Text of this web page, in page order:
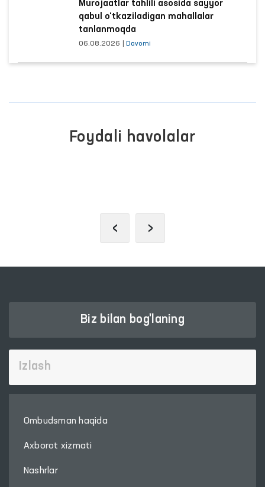
Murojaatlar tahlili asosida sayyor
qabul o‘tkaziladigan mahallalar
tanlanmoqda
06.08.2026 Davomi
Foydali havolalar
‹ ›
Biz bilan bog'laning
Ombudsman haqida
Axborot xizmati
Nashrlar